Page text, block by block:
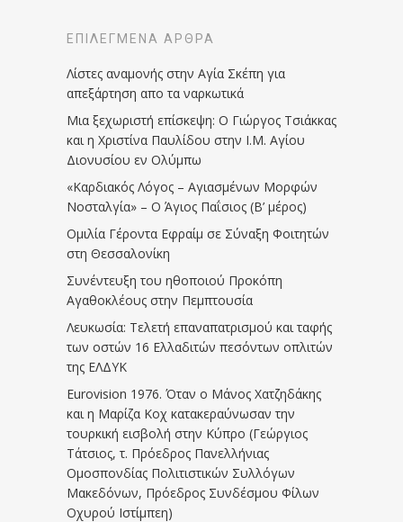
ΕΠΙΛΕΓΜΈΝΑ ΆΡΘΡΑ
Λίστες αναμονής στην Αγία Σκέπη για
απεξάρτηση απο τα ναρκωτικά
Μια ξεχωριστή επίσκεψη: Ο Γιώργος Τσιάκκας
και η Χριστίνα Παυλίδου στην Ι.Μ. Αγίου
Διονυσίου εν Ολύμπω
«Καρδιακός Λόγος – Αγιασμένων Μορφών
Νοσταλγία» – Ο Άγιος Παΐσιος (Β’ μέρος)
Ομιλία Γέροντα Εφραίμ σε Σύναξη Φοιτητών
στη Θεσσαλονίκη
Συνέντευξη του ηθοποιού Προκόπη
Αγαθοκλέους στην Πεμπτουσία
Λευκωσία: Τελετή επαναπατρισμού και ταφής
των οστών 16 Ελλαδιτών πεσόντων οπλιτών
της ΕΛΔΥΚ
Eurovision 1976. Όταν ο Μάνος Χατζηδάκης
και η Μαρίζα Κοχ κατακεραύνωσαν την
τουρκική εισβολή στην Κύπρο (Γεώργιος
Τάτσιος, τ. Πρόεδρος Πανελλήνιας
Ομοσπονδίας Πολιτιστικών Συλλόγων
Μακεδόνων, Πρόεδρος Συνδέσμου Φίλων
Οχυρού Ιστίμπεη)